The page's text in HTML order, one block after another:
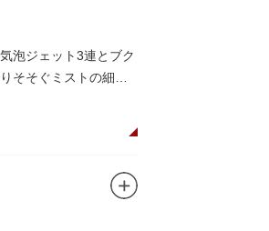
泡ジェット3連とブク
そそぐミストの細か